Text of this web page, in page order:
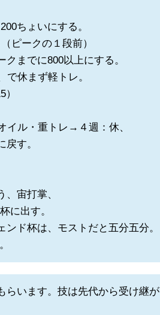
ちょいにする。
ピークの１段前）
までに800以上にする。
休まず軽トレ。
ル・重トレ→４週：休、
す。
宙打掌、
に出す。
ド杯は、モストだと五分五分。
らいます。技は先代から受け継が